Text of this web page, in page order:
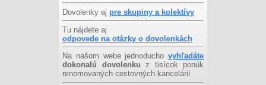
Dovolenky aj pre skupiny a kolektívy
Tu nájdete aj
odpovede na otázky o dovolenkách
Na našom webe jednoducho vyhľadáte
dokonalú dovolenku z tisícok ponúk
renomovaných cestovných kancelárií